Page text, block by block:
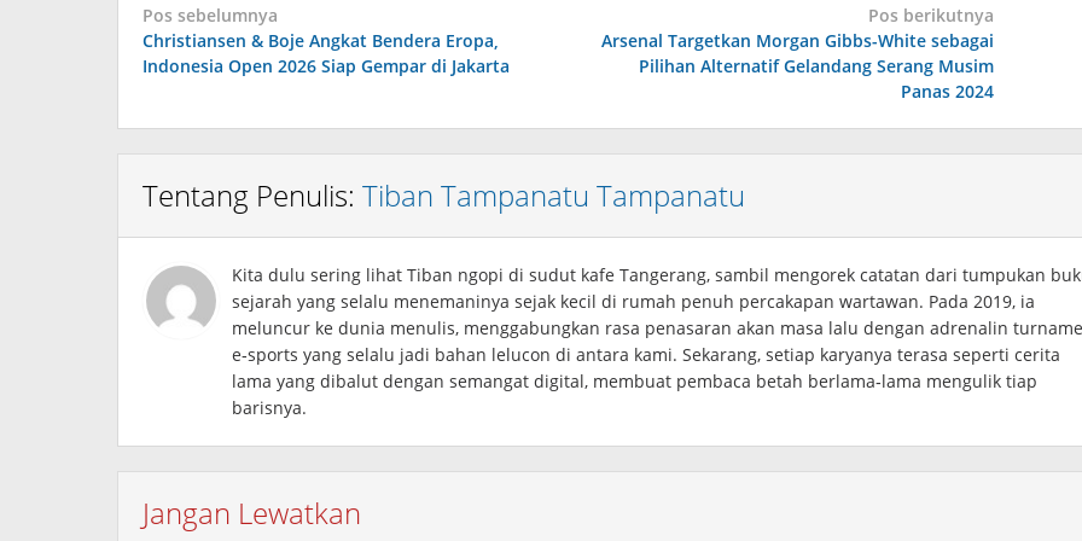
Navigasi
pos
Pos sebelumnya
Christiansen & Boje Angkat Bendera Eropa,
Indonesia Open 2026 Siap Gempar di Jakarta
Pos berikutnya
Arsenal Targetkan Morgan Gibbs-White sebagai
Pilihan Alternatif Gelandang Serang Musim
Panas 2024
Tentang Penulis: Tiban Tampanatu Tampanatu
Kita dulu sering lihat Tiban ngopi di sudut kafe Tangerang, sambil mengorek catatan dari tumpukan
sejarah yang selalu menemaninya sejak kecil di rumah penuh percakapan wartawan. Pada 2019, ia
meluncur ke dunia menulis, menggabungkan rasa penasaran akan masa lalu dengan adrenalin
e‑sports yang selalu jadi bahan lelucon di antara kami. Sekarang, setiap karyanya terasa seperti cerita
lama yang dibalut dengan semangat digital, membuat pembaca betah berlama‑lama mengulik tiap
barisnya.
Jangan Lewatkan